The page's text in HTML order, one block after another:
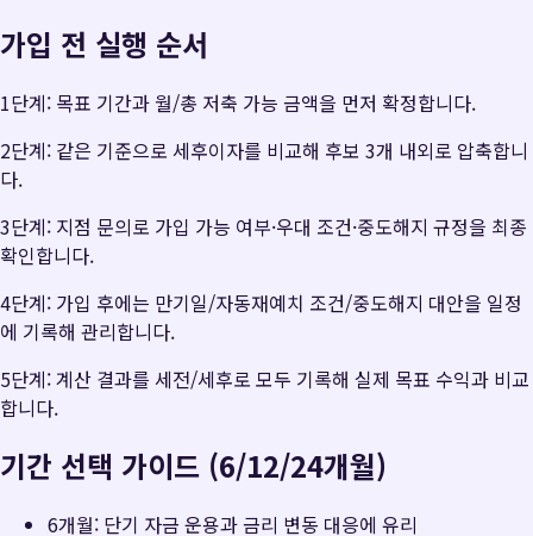
가입 전 실행 순서
1단계: 목표 기간과 월/총 저축 가능 금액을 먼저 확정합니다.
2단계: 같은 기준으로 세후이자를 비교해 후보 3개 내외로 압축합니
다.
3단계: 지점 문의로 가입 가능 여부·우대 조건·중도해지 규정을 최종
확인합니다.
4단계: 가입 후에는 만기일/자동재예치 조건/중도해지 대안을 일정
에 기록해 관리합니다.
5단계: 계산 결과를 세전/세후로 모두 기록해 실제 목표 수익과 비교
합니다.
기간 선택 가이드 (6/12/24개월)
6개월: 단기 자금 운용과 금리 변동 대응에 유리